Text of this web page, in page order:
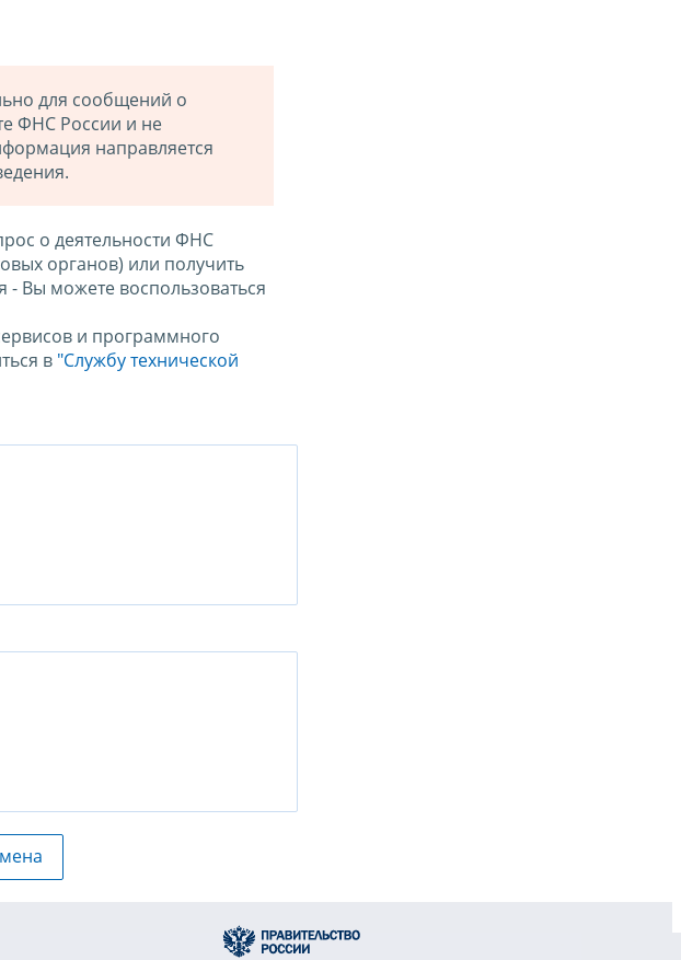
для сообщений о
ФНС России и не
направляется
о деятельности ФНС
органов) или получить
Вы можете воспользоваться
и программного
в "Службу технической